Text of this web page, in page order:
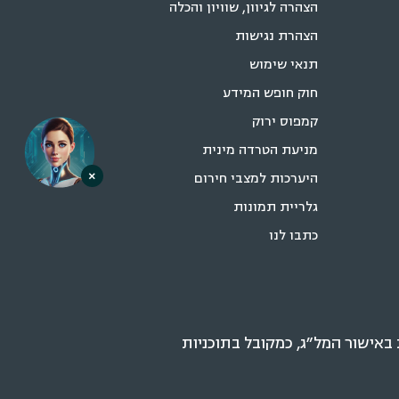
הצהרה לגיוון, שוויון והכלה
הצהרת נגישות
תנאי שימוש
חוק חופש המידע
קמפוס ירוק
מניעת הטרדה מינית
היערכות למצבי חירום
גלריית תמונות
כתבו לנו
המל״ג, כמקובל בתוכניות
×